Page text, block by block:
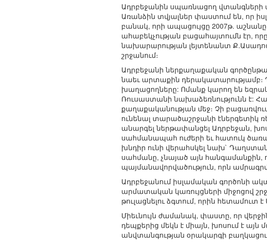
Ադրբեջանին սպառնացող վտանգների
Առանձին տվյալներ փաստում են, որ
բանակ, որի ապացույցը 2007թ.
ահաբեկչության բացահայտումն էր,
նախարարության լեյտենանտ
շրջանում։
Ադրբեջանի ներքաղաքական
նաեւ արտաքին
խաղացողները: Ոմանք կարող են
Ռուսաստանի նախաձեռնությունն է:
քաղաքականության մեջ։ Չի
ունենալ տարածաշրջանի էներգետիկ
անարգել ներթափանցել Ադրբեջան,
սահմանապահ ուժերի եւ հատուկ
խնդիր ունի վերահսկել նախ`
սահմանը, չնայած այն հանգամանքին,
պայմանավորվածություն, որն
Ադրբեջանում իսլամական գործոնի
արմատական կառույցների միջոցով
թուլացնելու ձգտում, որին հետամուտ է
Միեւնույն ժամանակ, փաստը, որ
դեպքերից մեկն է միայն, խոսում է
անվտանգության օրակարգի